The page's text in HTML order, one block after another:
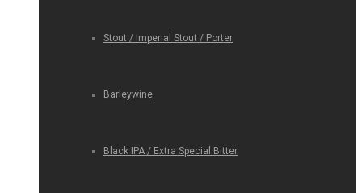
Stout / Imperial Stout / Porter
Barleywine
Black IPA / Extra Special Bitter